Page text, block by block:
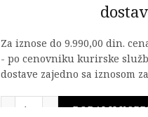
Za iznose do 9.990,00 din.
- po cenovniku kurirske
dostave zajedno sa iznosom
DODAJ U